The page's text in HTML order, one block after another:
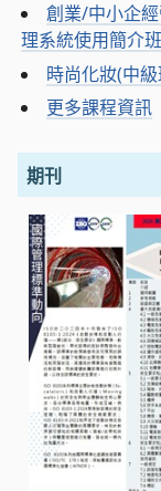
創業/中小企
理系統使用簡介班
時尚化妝(中
更多課程資訊
期刊